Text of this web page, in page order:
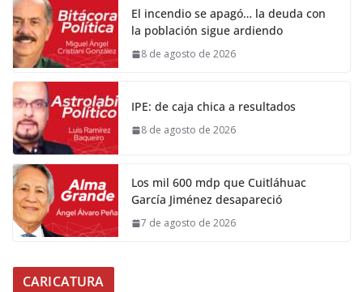
El incendio se apagó… la deuda con
la población sigue ardiendo
8 de agosto de 2026
IPE: de caja chica a resultados
8 de agosto de 2026
Los mil 600 mdp que Cuitláhuac
García Jiménez desapareció
7 de agosto de 2026
CARICATURA